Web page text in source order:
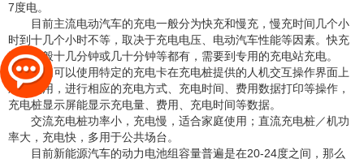
7度电。
目前主流电动汽车的充电一般分为快充和慢充，慢充时间几个小
时到十几个小时不等，取决于充电电压、电动汽车性能等因素。快充
时间一般十几分钟或几十分钟等都有，需要到专用的充电站充电。
人们可以使用特定的充电卡在充电桩提供的人机交互操作界面上
刷卡使用，进行相应的充电方式、充电时间、费用数据打印等操作，
充电桩显示屏能显示充电量、费用、充电时间等数据。
交流充电桩功率小，充电慢，适合家庭使用；直流充电桩／机功
率大，充电快，多用于公共场台。
目前新能源汽车的动力电池组容量普遍是在20-24度之间，那么